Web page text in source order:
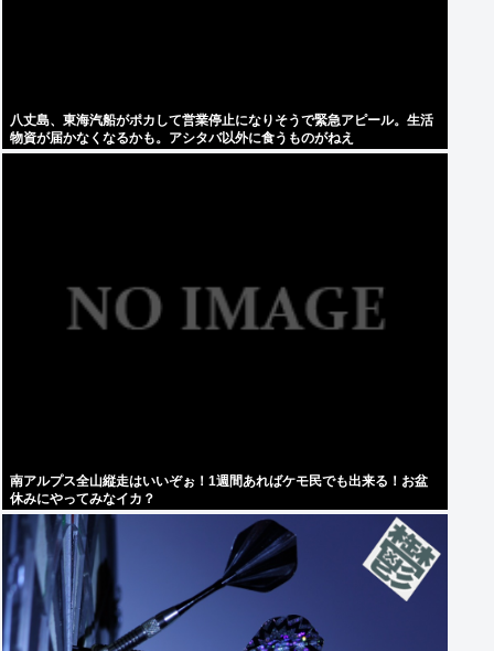
八丈島、東海汽船がポカして営業停止になりそうで緊急アピール。生活
物資が届かなくなるかも。アシタバ以外に食うものがねえ
南アルプス全山縦走はいいぞぉ！1週間あればケモ民でも出来る！お盆
休みにやってみなイカ？